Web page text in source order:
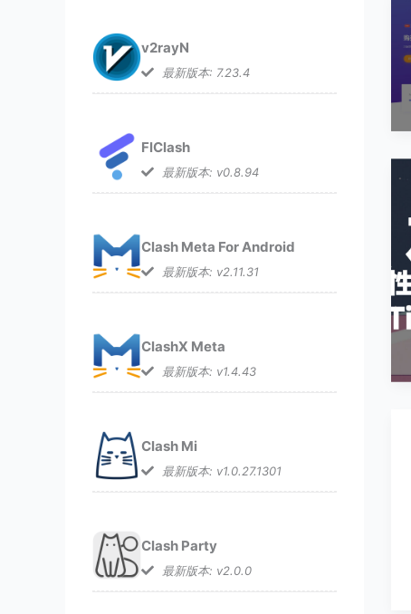
v2rayN
最新版本: 7.23.4
FlClash
最新版本: v0.8.94
Clash Meta For Android
最新版本: v2.11.31
ClashX Meta
最新版本: v1.4.43
Clash Mi
最新版本: v1.0.27.1301
Clash Party
最新版本: v2.0.0